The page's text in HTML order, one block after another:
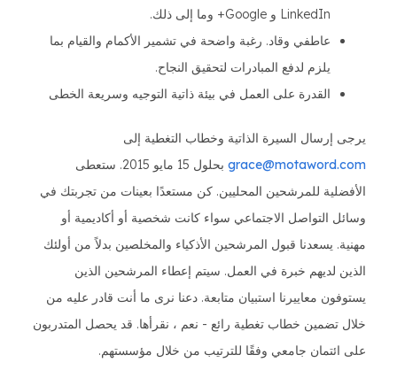
LinkedIn و Google+ وما إلى ذلك.
عاطفي وقاد. رغبة واضحة في تشمير الأكمام والقيام بما
يلزم لدفع المبادرات لتحقيق النجاح.
القدرة على العمل في بيئة ذاتية التوجيه وسريعة الخطى
يرجى إرسال السيرة الذاتية وخطاب التغطية إلى
grace@motaword.com
بحلول 15 مايو 2015. ستعطى
الأفضلية للمرشحين المحليين. كن مستعدًا بعينات من تجربتك في
وسائل التواصل الاجتماعي سواء كانت شخصية أو أكاديمية أو
مهنية. يسعدنا قبول المرشحين الأذكياء والمخلصين بدلاً من أولئك
الذين لديهم خبرة في العمل. سيتم إعطاء المرشحين الذين
يستوفون معاييرنا استبيان متابعة. دعنا نرى ما أنت قادر عليه من
خلال تضمين خطاب تغطية رائع - نعم ، نقرأها. قد يحصل المتدربون
على ائتمان جامعي وفقًا للترتيب من خلال مؤسستهم.